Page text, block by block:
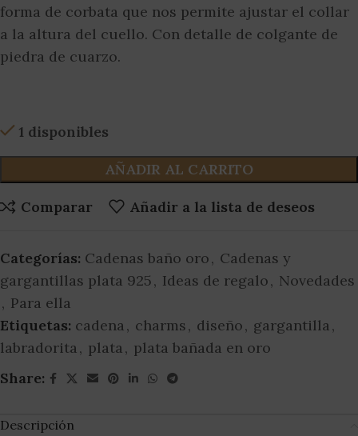
forma de corbata que nos permite ajustar el collar
a la altura del cuello. Con detalle de colgante de
piedra de cuarzo.
1 disponibles
AÑADIR AL CARRITO
Comparar Añadir a la lista de deseos
Categorías: Cadenas baño oro, Cadenas y
gargantillas plata 925, Ideas de regalo, Novedades
, Para ella
Etiquetas: cadena, charms, diseño, gargantilla,
labradorita, plata, plata bañada en oro
Share:
Descripción